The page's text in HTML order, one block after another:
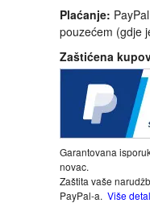
KNJIGE
KUVARI
Plaćanje:
pouzećem (gdje
Zaštićena
Garantovana
novac.
Zaštita vaše
PayPal-a. Više